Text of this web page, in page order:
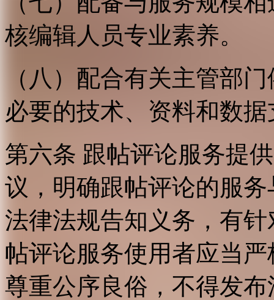
核编辑人员专业素养。
（八）配合有关主管部
必要的技术、资料和数
第六条 跟帖评论服务提
议，明确跟帖评论的服
法律法规告知义务，有
帖评论服务使用者应当
尊重公序良俗，不得发